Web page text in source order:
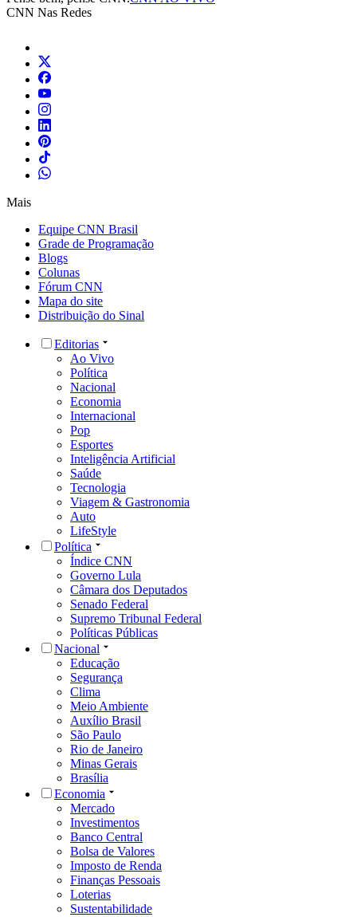
CNN Nas Redes
Mais
Equipe CNN Brasil
Grade de Programação
Blogs
Colunas
Fórum CNN
Mapa do site
Distribuição do Sinal
Editorias
Ao Vivo
Política
Nacional
Economia
Internacional
Pop
Esportes
Inteligência Artificial
Saúde
Tecnologia
Viagem & Gastronomia
Auto
LifeStyle
Política
Índice CNN
Governo Lula
Câmara dos Deputados
Senado Federal
Supremo Tribunal Federal
Políticas Públicas
Nacional
Educação
Segurança
Clima
Meio Ambiente
Auxílio Brasil
São Paulo
Rio de Janeiro
Minas Gerais
Brasília
Economia
Mercado
Investimentos
Banco Central
Bolsa de Valores
Imposto de Renda
Finanças Pessoais
Loterias
Sustentabilidade